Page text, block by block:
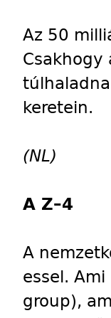
Az 50
Csakhogy
keretein.
(NL)
A Z–4
A
essel.
group),